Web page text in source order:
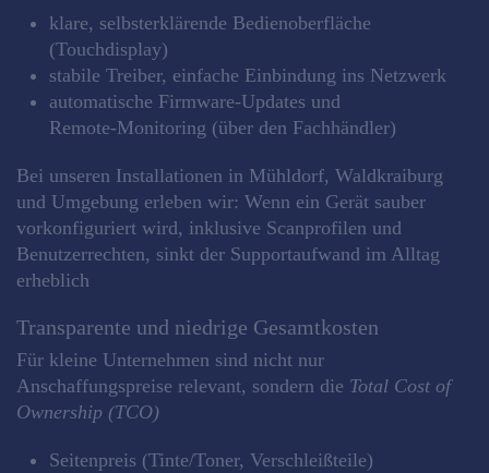
klare, selbsterklärende Bedienoberfläche
(Touchdisplay)
stabile Treiber, einfache Einbindung ins Netzwerk
automatische Firmware‑Updates und
Remote‑Monitoring (über den Fachhändler)
Bei unseren Installationen in Mühldorf, Waldkraiburg
und Umgebung erleben wir: Wenn ein Gerät sauber
vorkonfiguriert wird, inklusive Scanprofilen und
Benutzerrechten, sinkt der Supportaufwand im Alltag
erheblich
Transparente und niedrige Gesamtkosten
Für kleine Unternehmen sind nicht nur
Anschaffungspreise relevant, sondern die Total Cost of
Ownership (TCO)
Seitenpreis (Tinte/Toner, Verschleißteile)